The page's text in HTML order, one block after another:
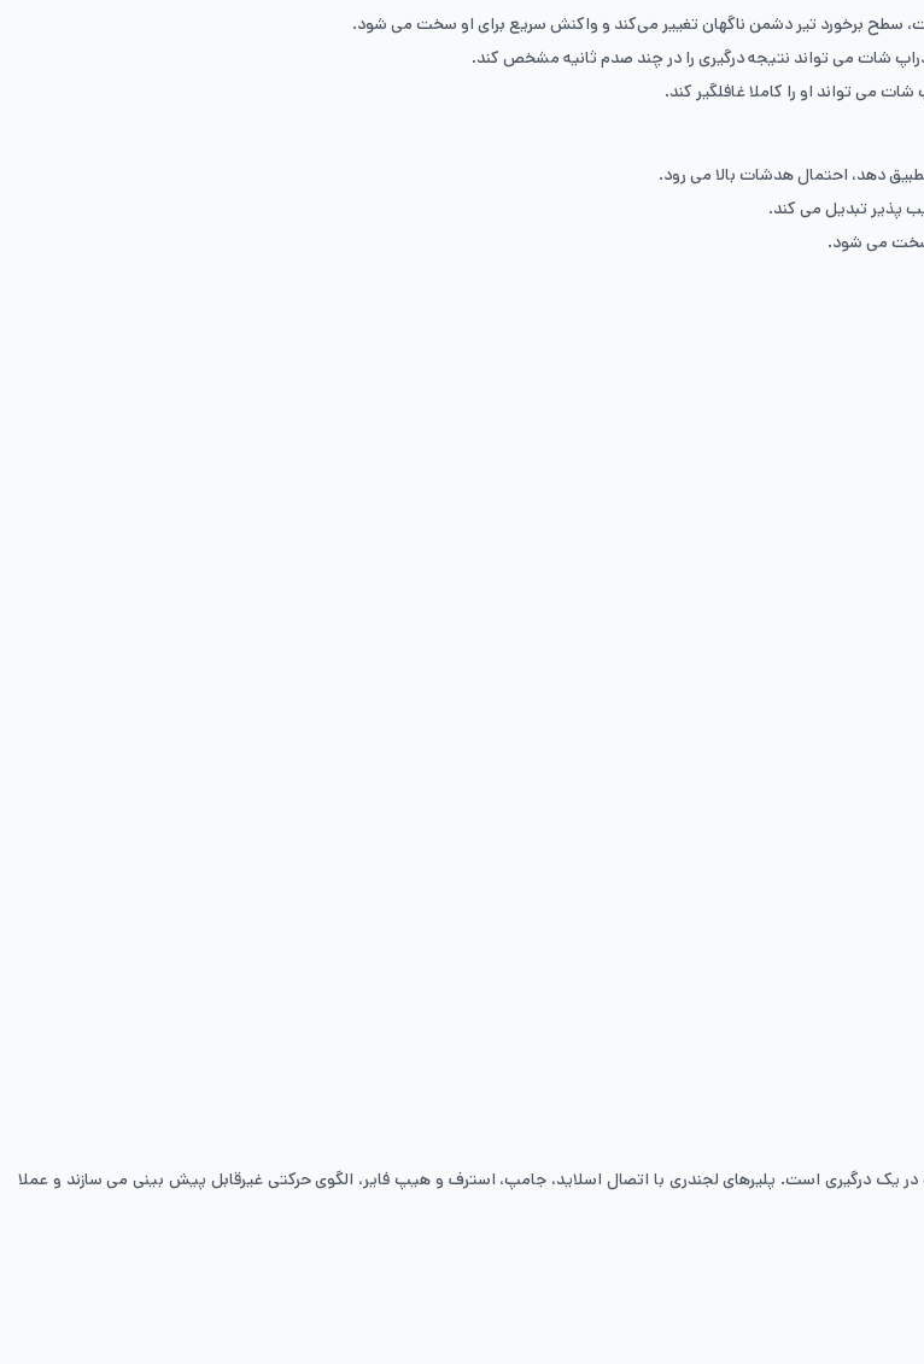
می تواند او را کاملا غافلگیر کند.
پذیر تبدیل می کند.
درگیری است. پلیرهای لجندری با اتصال اسلاید، جامپ، استرف و هیپ فایر، الگوی حرکتی غیرقابل پیش بینی می سازند و عملا